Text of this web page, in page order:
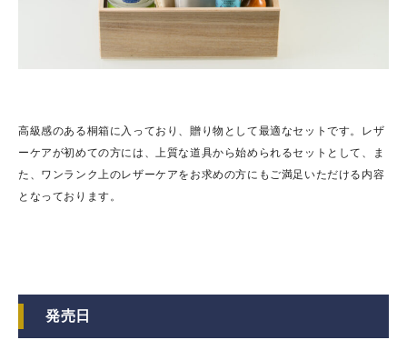
高級感のある桐箱に入っており、贈り物として最適なセットです。レザ
ーケアが初めての方には、上質な道具から始められるセットとして、ま
た、ワンランク上のレザーケアをお求めの方にもご満足いただける内容
となっております。
発売日